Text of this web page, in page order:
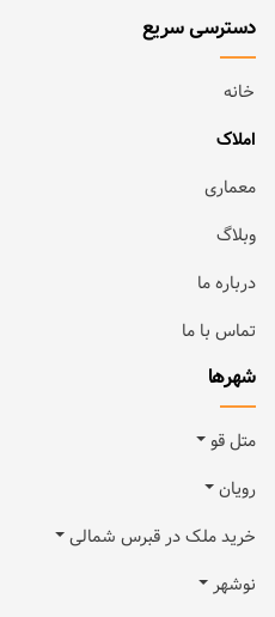
دسترسی سریع
خانه
املاک
معماری
وبلاگ
درباره ما
تماس با ما
شهرها
متل قو
رویان
خرید ملک در قبرس شمالی
نوشهر